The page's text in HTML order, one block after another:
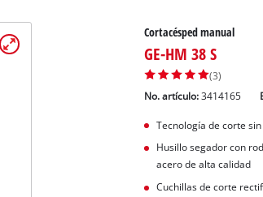
Cortacésped manual
GE-HM 38 S
(3)
No. artículo: 3414165
Tecnología de corte
Husillo segador con
acero de alta calidad
Cuchillas de corte